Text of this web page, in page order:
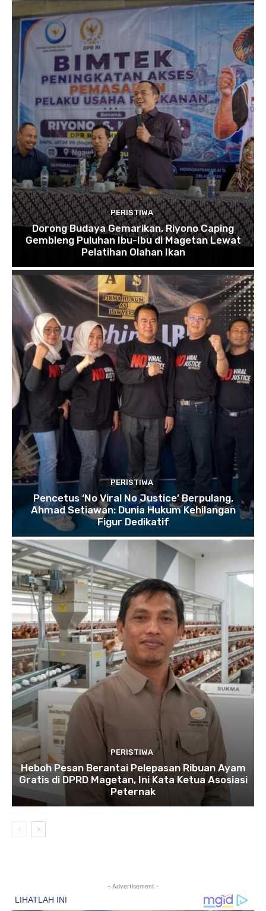
PERISTIWA
Dorong Budaya Gemarikan, Riyono Caping
Gembleng Puluhan Ibu-Ibu di Magetan Lewat
Pelatihan Olahan Ikan
PERISTIWA
Pencetus ‘No Viral No Justice’ Berpulang,
Ahmad Setiawan: Dunia Hukum Kehilangan
Figur Dedikatif
PERISTIWA
Heboh Pesan Berantai Pelepasan Ribuan Ayam
Gratis di DPRD Magetan, Ini Kata Ketua Asosiasi
Peternak
- Advertisement -